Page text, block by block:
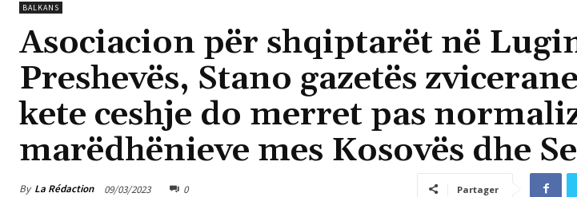
BALKANS
Asociacion për shqiptarët në
Preshevës, Stano gazetës
kete ceshje do merret pas
marëdhënieve mes Kosovës dhe
By La Rédaction 09/03/2023 0 Partager